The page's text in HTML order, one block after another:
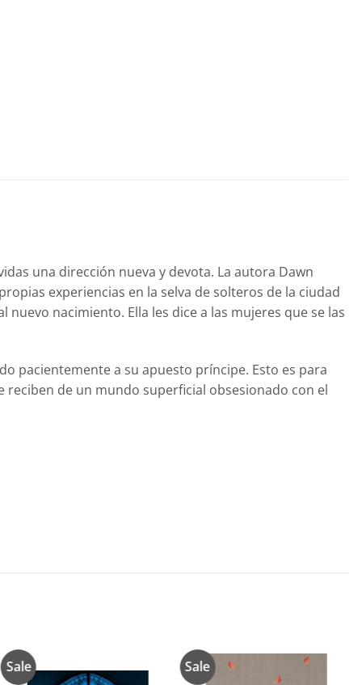
una dirección nueva y devota. La autora Dawn
experiencias en la selva de solteros de la ciudad
nacimiento. Ella les dice a las mujeres que se las
pacientemente a su apuesto príncipe. Esto es para
de un mundo superficial obsesionado con el
Sale
Añadir
Sale